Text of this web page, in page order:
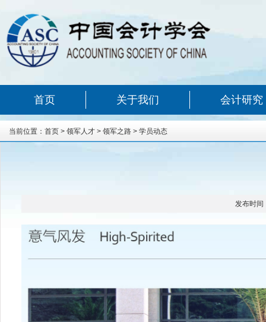
首页 关于我们 会计研究
当前位置： 首页 > 领军人才 > 领军之路 > 学员动态
发布时间